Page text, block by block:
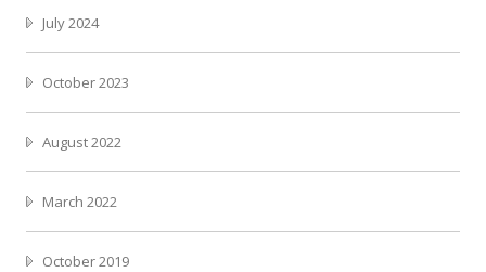
July 2024
October 2023
August 2022
March 2022
October 2019